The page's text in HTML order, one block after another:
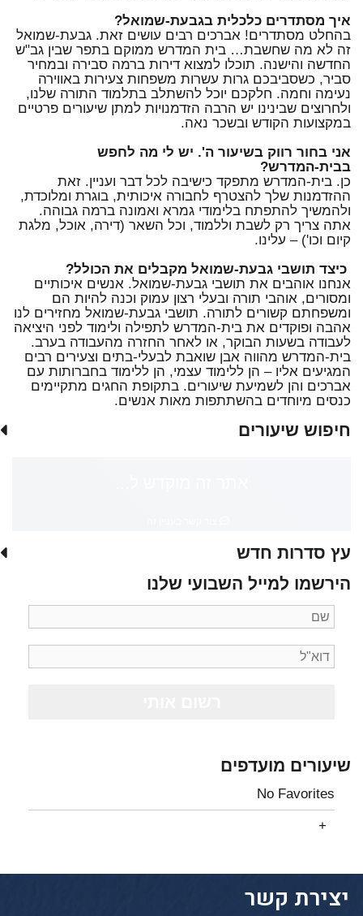
איך מסתדרים כלכלית בגבעת-שמואל?
בהחלט מסתדרים! אברכים רבים עושים זאת. גבעת-שמואל
זה לא מה שחשבת… בית המדרש ממוקם בתפר שבין גב"ש
החדשה והישנה. תוכלו למצוא דירות ברמה סבירה ובמחיר
סביר, כשסביבכם גרות עשרות משפחות צעירות באווירה
נעימה וחמה. חלקכם יוכל להשתלב בתלמוד התורה שלנו,
ולחרוצים שבינינו יש הרבה הזדמנויות למתן שיעורים פרטיים
במקצועות הקודש ובשכר נאה.
אני בחור רווק בשיעור ה'. יש לי מה לחפש
בבית-המדרש?
כן. בית-המדרש מתפקד כישיבה לכל דבר ועניין. זאת
ההזדמנות שלך להצטרף לחבורה איכותית, בוגרת ומלוכדת,
ולהמשיך להתפתח בלימודי גמרא ואמונה ברמה גבוהה.
אתה צריך רק לשבת וללמוד, וכל השאר (דירה, אוכל, מלגת
קיום וכו') – עלינו.
כיצד תושבי גבעת-שמואל מקבלים את הכולל?
אנחנו אוהבים את תושבי גבעת-שמואל. אנשים איכותיים
ומסורים, אוהבי תורה ובעלי רצון עמוק וכנה להיות הם
ומשפחתם קשורים לתורה. תושבי גבעת-שמואל מחזירים לנו
אהבה ופוקדים את בית-המדרש לתפילה ולימוד לפני היציאה
לעבודה בשעות הבוקר, או לאחר החזרה מהעבודה בערב.
בית-המדרש מהווה אבן שואבת לבעלי-בתים וצעירים רבים
המגיעים אליו – הן ללימוד עצמי, הן ללימוד בחברותות עם
אברכים והן לשמיעת שיעורים. בתקופת החגים מתקיימים
כנסים מיוחדים בהשתתפות מאות אנשים.
חיפוש שיעורים
עץ סדרות חדש
הירשמו למייל השבועי שלנו
שיעורים מועדפים
No Favorites
יצירת קשר